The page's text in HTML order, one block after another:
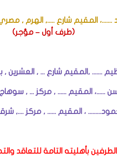
محمد .......، المقيم شارع
(طرف أول – مؤجر)
بأهليته التامة للتعاقد